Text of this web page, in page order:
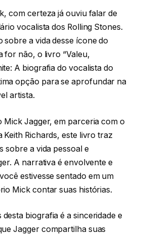
com certeza já ouviu falar de
vocalista dos Rolling Stones.
sobre a vida desse ícone do
for não, o livro “Valeu,
A biografia do vocalista do
opção para se aprofundar na
artista.
Mick Jagger, em parceria com o
Keith Richards, este livro traz
sobre a vida pessoal e
A narrativa é envolvente e
estivesse sentado em um
Mick contar suas histórias.
biografia é a sinceridade e
Jagger compartilha suas